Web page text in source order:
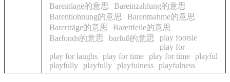
Bareinlage的意思
Bareinzahlung的意思
Barentlohnung的意思
Barentnahme的意思
Barerträge的意思
Barettfeile的意思
Barfonds的意思
barfuß的意思
play footsie
play for
play for laughs play for time play for time playful
playfully playfully playfulness playfulness